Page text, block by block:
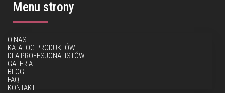
Menu strony
O NAS
KATALOG PRODUKTÓW
DLA PROFESJONALISTÓW
GALERIA
BLOG
FAQ
KONTAKT